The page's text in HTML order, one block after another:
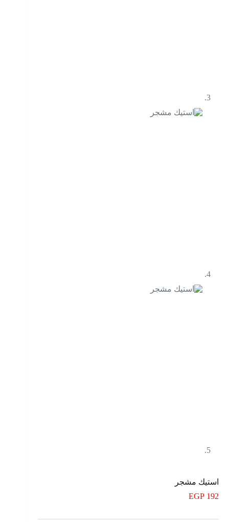
استيك مشجر
EGP 192